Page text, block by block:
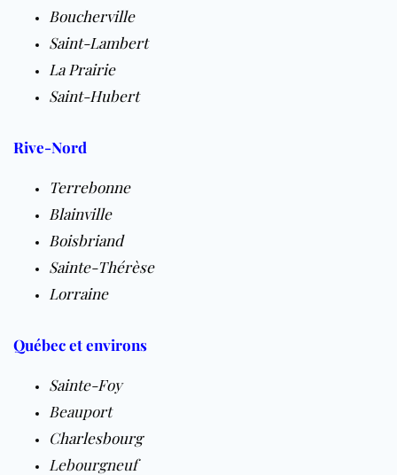
Boucherville
Saint-Lambert
La Prairie
Saint-Hubert
Rive-Nord
Terrebonne
Blainville
Boisbriand
Sainte-Thérèse
Lorraine
Québec et environs
Sainte-Foy
Beauport
Charlesbourg
Lebourgneuf